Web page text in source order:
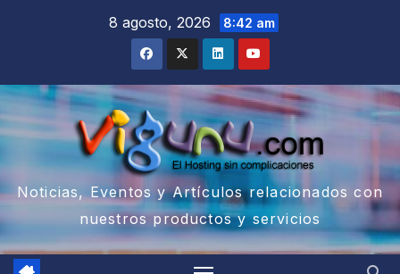
8 agosto, 2026 8:42 am
Noticias, Eventos y Artículos relacionados con
nuestros productos y servicios